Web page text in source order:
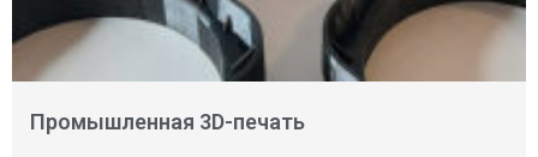
Промышленная 3D-печать